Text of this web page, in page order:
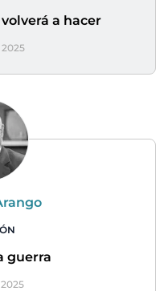
a hacer
guerra